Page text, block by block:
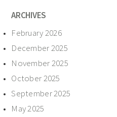
ARCHIVES
February 2026
December 2025
November 2025
October 2025
September 2025
May 2025